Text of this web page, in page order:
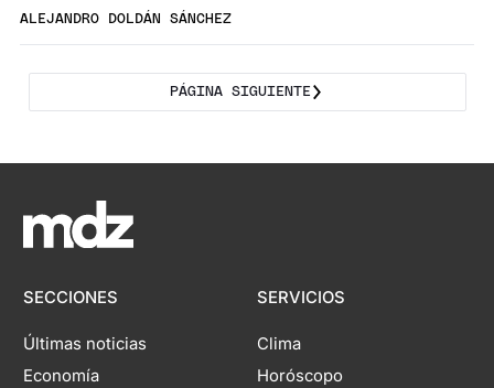
ALEJANDRO DOLDÁN SÁNCHEZ
PÁGINA SIGUIENTE
SECCIONES
Últimas noticias
Economía
SERVICIOS
Clima
Horóscopo